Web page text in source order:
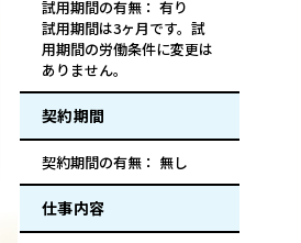
試用期間の有無： 有り
試用期間は3ヶ月です。試
用期間の労働条件に変更は
ありません。
契約期間
契約期間の有無： 無し
仕事内容